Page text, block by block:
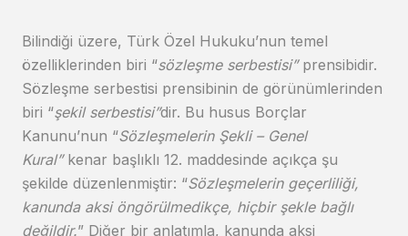
Bilindiği üzere, Türk Özel Hukuku’nun temel
özelliklerinden biri “sözleşme serbestisi” prensibidir.
Sözleşme serbestisi prensibinin de görünümlerinden
biri “şekil serbestisi”dir. Bu husus Borçlar
Kanunu’nun “Sözleşmelerin Şekli – Genel
Kural” kenar başlıklı 12. maddesinde açıkça şu
şekilde düzenlenmiştir: “Sözleşmelerin geçerliliği,
kanunda aksi öngörülmedikçe, hiçbir şekle bağlı
değildir.” Diğer bir anlatımla, kanunda aksi